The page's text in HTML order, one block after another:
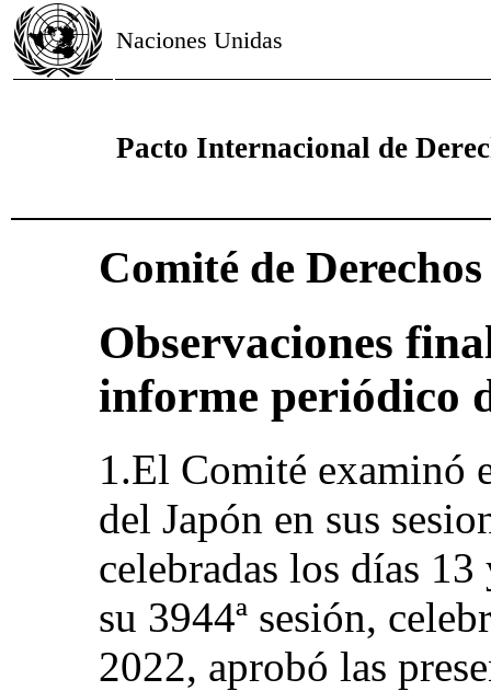
Naciones Unidas
Pacto Internacional de
Comité de
Observaciones
informe periódico
1.El Comité examinó
del Japón en sus
celebradas los días
su 3944ª sesión,
2022, aprobó las